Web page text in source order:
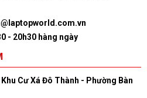
- 20h30 hàng ngày
Cư Xá Đô Thành - Phường Bàn